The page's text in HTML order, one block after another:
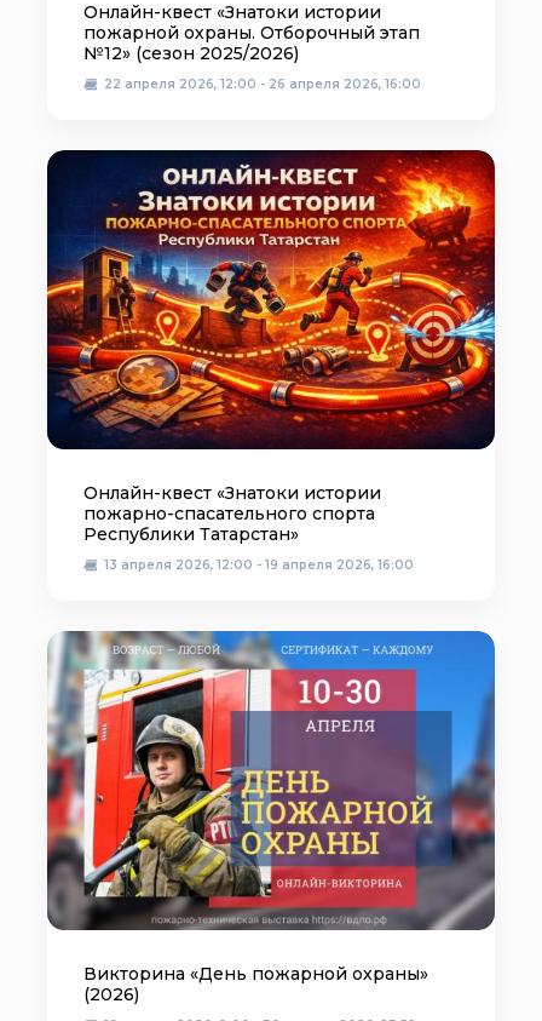
Онлайн-квест «Знатоки истории
пожарной охраны. Отборочный этап
№12» (сезон 2025/2026)
22 апреля 2026, 12:00 - 26 апреля 2026, 16:00
Онлайн-квест «Знатоки истории
пожарно-спасательного спорта
Республики Татарстан»
13 апреля 2026, 12:00 - 19 апреля 2026, 16:00
Викторина «День пожарной охраны»
(2026)